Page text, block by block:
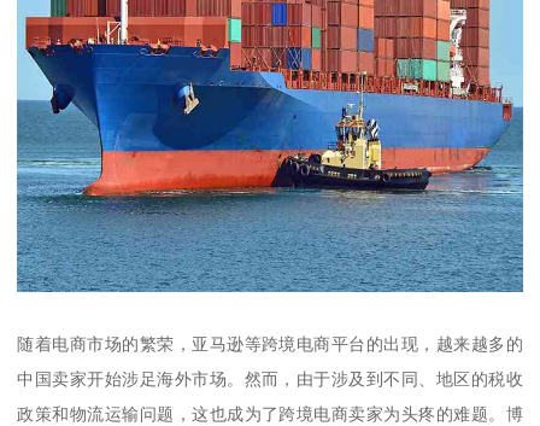
随着电商市场的繁荣，亚马逊等跨境电商平台的出现，越来越多的
中国卖家开始涉足海外市场。然而，由于涉及到不同、地区的税收
政策和物流运输问题，这也成为了跨境电商卖家为头疼的难题。博